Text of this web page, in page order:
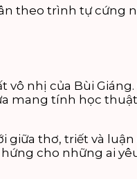
theo trình tự cứng
nhị của Bùi
mang tính học
thơ, triết và
cho những ai